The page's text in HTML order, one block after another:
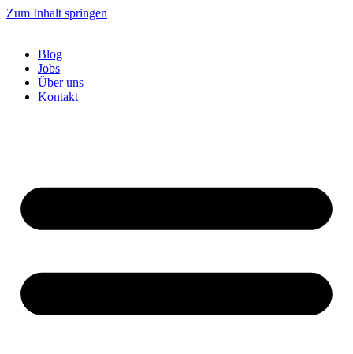
Zum Inhalt springen
Blog
Jobs
Über uns
Kontakt